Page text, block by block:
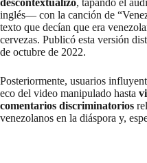
descontextualizó, tapando el
inglés— con la canción de
texto que decían que era
cervezas. Publicó esta versión
de octubre de 2022.
Posteriormente, usuarios
eco del video manipulado hasta
comentarios discriminatorios
venezolanos en la diáspora y,